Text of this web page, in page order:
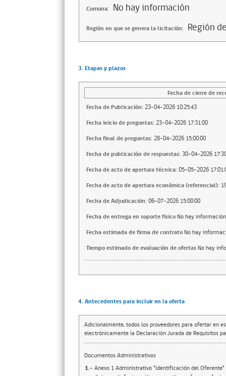
Comuna: No hay información
Región en que se genera la licitación: Región
3. Etapas y plazos
Fecha de cierre de
Fecha de Publicación: 23-04-2026 10:25:43
Fecha inicio de preguntas: 23-04-2026 17:31:00
Fecha final de preguntas: 28-04-2026 15:00:00
Fecha de publicación de respuestas: 30-04-2026
Fecha de acto de apertura técnica: 05-05-2026
Fecha de acto de apertura económica (referencial):
Fecha de Adjudicación: 06-07-2026 15:00:00
Fecha de entrega en soporte fisicoNo hay información
Fecha estimada de firma de contratoNo hay
Tiempo estimado de evaluación de ofertasNo hay
4. Antecedentes para incluir en la oferta
Adicionalmente, todos los proveedores para ofertar en
electrónicamente la Declaración Jurada de Requisitos
Documentos Administrativos
1.- Anexo 1 Administrativo "Identificación del